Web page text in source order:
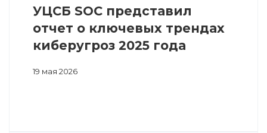
УЦСБ SOC представил
отчет о ключевых трендах
киберугроз 2025 года
19 мая 2026